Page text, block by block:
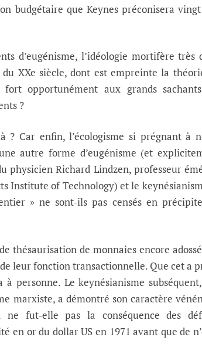
budgétaire que Keynes préconisera
d’eugénisme, l’idéologie mortifère très
XXe siècle, dont est empreinte la
opportunément aux grands
?
? Car enfin, l’écologisme si prégnant à
autre forme d’eugénisme (et
physicien Richard Lindzen, professeur
Institute of Technology) et le
» ne sont-ils pas censés en
thésaurisation de monnaies encore
leur fonction transactionnelle. Que cet a
personne. Le keynésianisme
marxiste, a démontré son caractère
ne fut-elle pas la conséquence des
en or du dollar US en 1971 avant que de